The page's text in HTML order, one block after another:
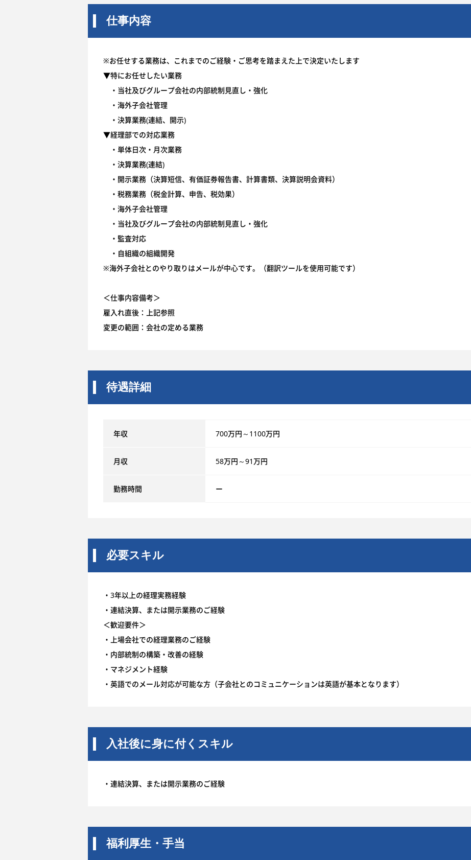
仕事内容
※お任せする業務は、これまでのご経験・ご思考を踏まえた上で決定いたします
▼特にお任せしたい業務
・当社及びグループ会社の内部統制見直し・強化
・海外子会社管理
・決算業務(連結、開示)
▼経理部での対応業務
・単体日次・月次業務
・決算業務(連結)
・開示業務（決算短信、有価証券報告書、計算書類、決算説明会資料）
・税務業務（税金計算、申告、税効果）
・海外子会社管理
・当社及びグループ会社の内部統制見直し・強化
・監査対応
・自組織の組織開発
※海外子会社とのやり取りはメールが中心です。（翻訳ツールを使用可能です）
＜仕事内容備考＞
雇入れ直後：上記参照
変更の範囲：会社の定める業務
待遇詳細
年収 700万円～1100万円
月収 58万円～91万円
勤務時間 ー
必要スキル
・3年以上の経理実務経験
・連結決算、または開示業務のご経験
＜歓迎要件＞
・上場会社での経理業務のご経験
・内部統制の構築・改善の経験
・マネジメント経験
・英語でのメール対応が可能な方（子会社とのコミュニケーションは英語が基本となります）
入社後に身に付くスキル
・連結決算、または開示業務のご経験
福利厚生・手当